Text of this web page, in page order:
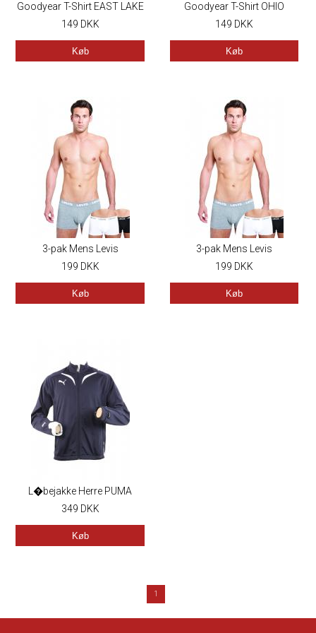
Goodyear T-Shirt EAST LAKE
149 DKK
Køb
Goodyear T-Shirt OHIO
STATE
149 DKK
Køb
3-pak Mens Levis
Boxershorts RIDGECREST
199 DKK
Køb
3-pak Mens Levis
Boxershorts RIDGECREST
199 DKK
Køb
L�bejakke Herre PUMA
349 DKK
Køb
1